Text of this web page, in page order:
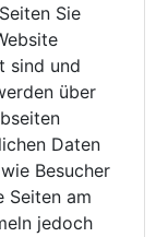
Sie
sind und
über
Daten
Besucher
Seiten am
jedoch